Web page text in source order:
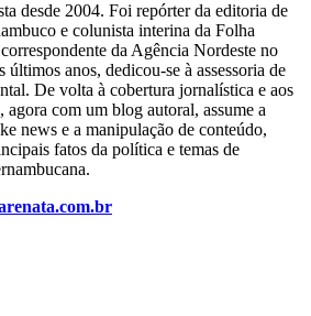
desde 2004. Foi repórter da editoria de
e colunista interina da Folha
da Agência Nordeste no
anos, dedicou-se à assessoria de
De volta à cobertura jornalística e aos
agora com um blog autoral, assume a
news e a manipulação de conteúdo,
fatos da política e temas de